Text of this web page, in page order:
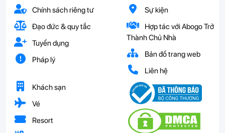
Chính sách riêng tư
Đạo đức & quy tắc
Tuyển dụng
Pháp lý
Sự kiện
Hợp tác với Abogo Trở
Thành Chủ Nhà
Bản đồ trang web
Liên hệ
Khách sạn
Vé
Resort